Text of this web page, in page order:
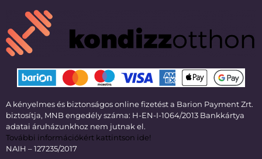
A kényelmes és biztonságos online fizetést a Barion Payment Zrt.
biztosítja, MNB engedély száma: H-EN-I-1064/2013 Bankkártya
adatai áruházunkhoz nem jutnak el.
További információkért kattintson ide!
NAIH – 127235/2017